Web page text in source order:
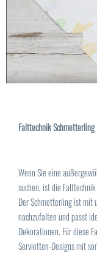
Falttechnik Schmetterling
Wenn Sie eine
suchen, ist die
Der Schmetterling ist mit
nachzufalten und passt
Dekorationen. Für diese
Servietten-Designs mit